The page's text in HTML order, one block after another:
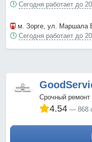
Сегодня работает до
м. Зорге, ул. Маршала
Сегодня работает до
Срочный ремонт
4.54 868